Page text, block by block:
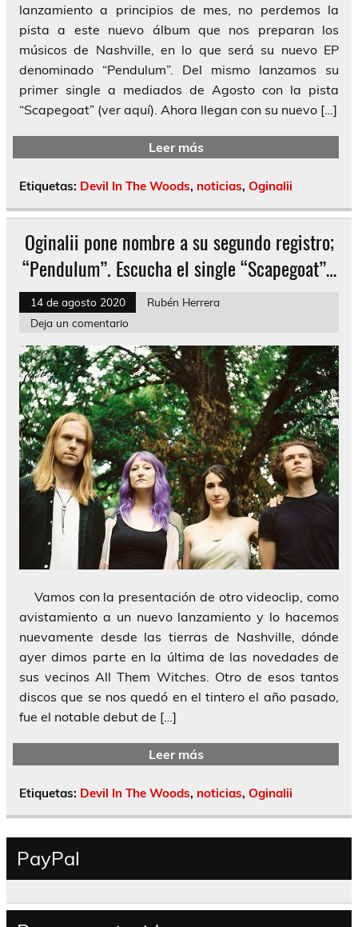
lanzamiento a principios de mes, no perdemos la
pista a este nuevo álbum que nos preparan los
músicos de Nashville, en lo que será su nuevo EP
denominado “Pendulum”. Del mismo lanzamos su
primer single a mediados de Agosto con la pista
“Scapegoat” (ver aquí). Ahora llegan con su nuevo […]
Leer más
Etiquetas: Devil In The Woods, noticias, Oginalii
Oginalii pone nombre a su segundo registro;
“Pendulum”. Escucha el single “Scapegoat”…
14 de agosto 2020
Rubén Herrera
Deja un comentario
Vamos con la presentación de otro videoclip, como
avistamiento a un nuevo lanzamiento y lo hacemos
nuevamente desde las tierras de Nashville, dónde
ayer dimos parte en la última de las novedades de
sus vecinos All Them Witches. Otro de esos tantos
discos que se nos quedó en el tintero el año pasado,
fue el notable debut de […]
Leer más
Etiquetas: Devil In The Woods, noticias, Oginalii
PayPal